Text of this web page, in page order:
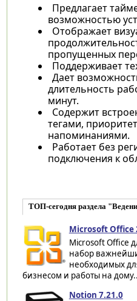
Предлагает
возможностью
Отображает
пропущенных
Поддерживает
Дает
длительность
минут.
Содержит
тегами,
напоминаниями.
Работает без
подключения к
ТОП-сегодня раздела
Microsoft Office
Microsoft Office
набор
необходимых
бизнесом и работы на
Notion 7.21.0